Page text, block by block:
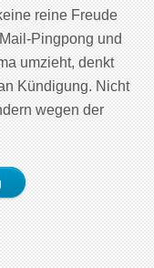
reine Freude
Pingpong und
umzieht, denkt
Kündigung. Nicht
wegen der